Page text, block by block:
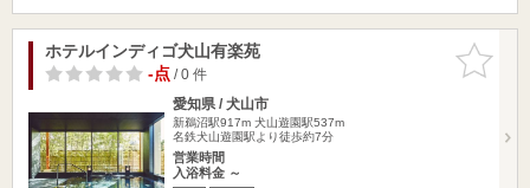
お気に入
りに追加
ホテルインディゴ犬山有楽苑
-点/ 0 件
愛知県 / 犬山市
新鵜沼駅917m 犬山遊園駅537m
名鉄犬山遊園駅より徒歩約7分
営業時間
入浴料金 ～